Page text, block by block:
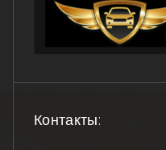
Контакты: